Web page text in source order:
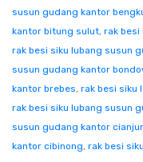
susun gudang kantor
kantor bitung sulut, rak besi
rak besi siku lubang susun
susun gudang kantor
kantor brebes, rak besi siku
rak besi siku lubang susun
susun gudang kantor cianjur
kantor cibinong, rak besi